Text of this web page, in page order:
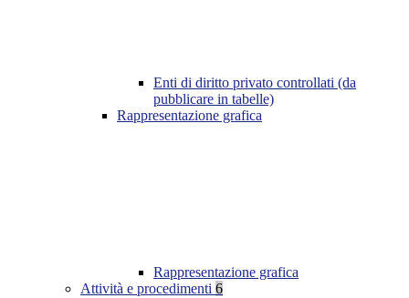
Enti di diritto privato controllati (da
pubblicare in tabelle)
Rappresentazione grafica
Rappresentazione grafica
Attività e procedimenti 6